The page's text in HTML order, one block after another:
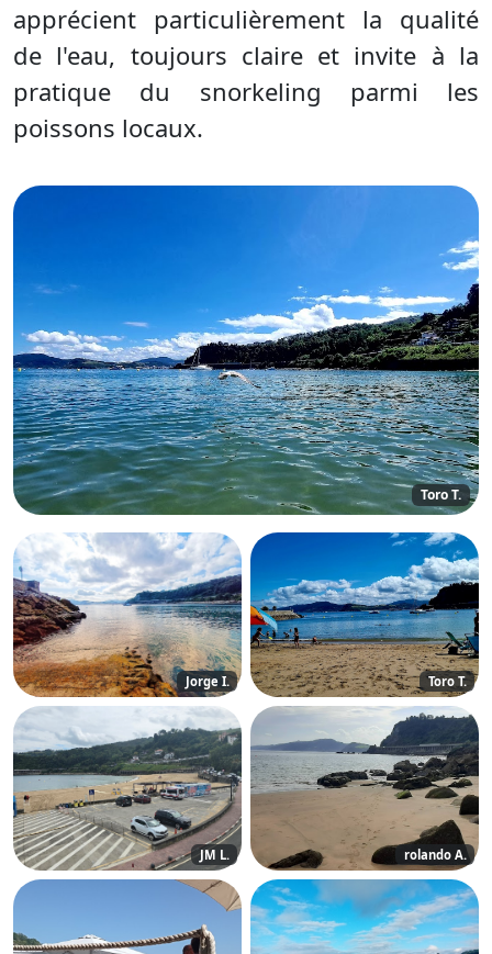
apprécient particulièrement la qualité
de l'eau, toujours claire et invite à la
pratique du snorkeling parmi les
poissons locaux.
Toro T.
Jorge I. Toro T.
JM L. rolando A.